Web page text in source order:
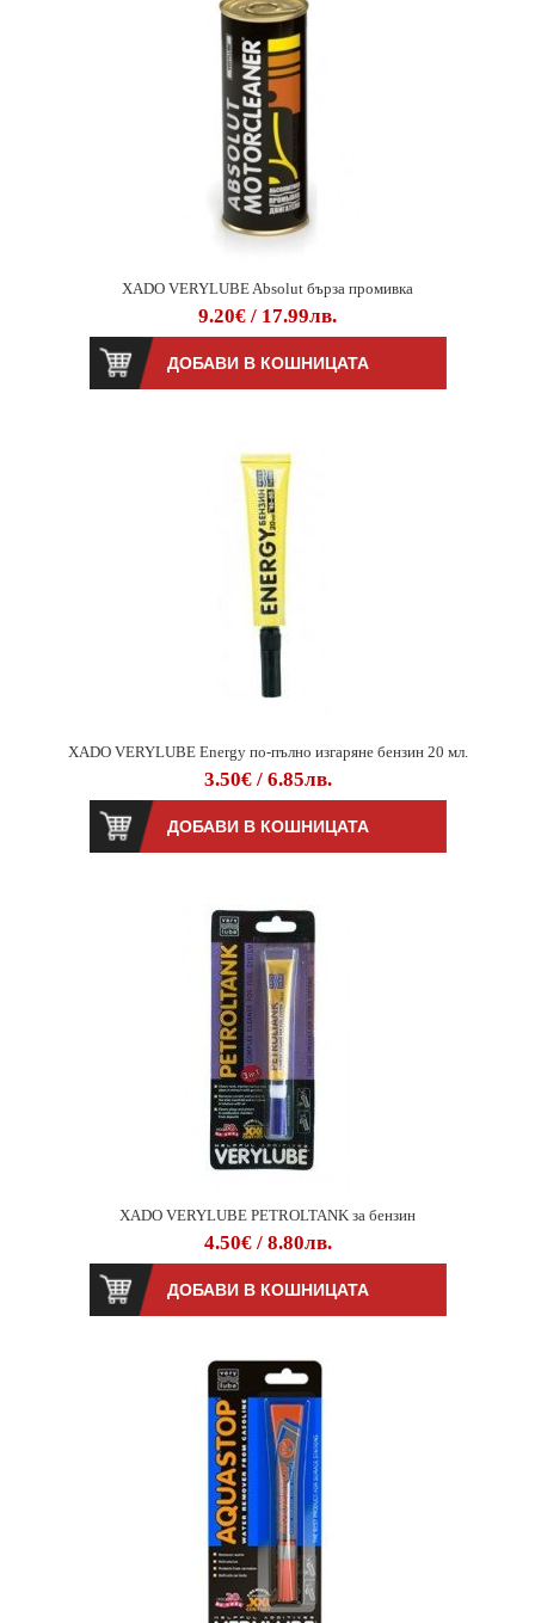
XADO VERYLUBE Absolut бърза промивка
9.20€ / 17.99лв.
XADO VERYLUBE Energy по-пълно изгаряне бензин 20 мл.
3.50€ / 6.85лв.
XADO VERYLUBE PETROLTANK за бензин
4.50€ / 8.80лв.